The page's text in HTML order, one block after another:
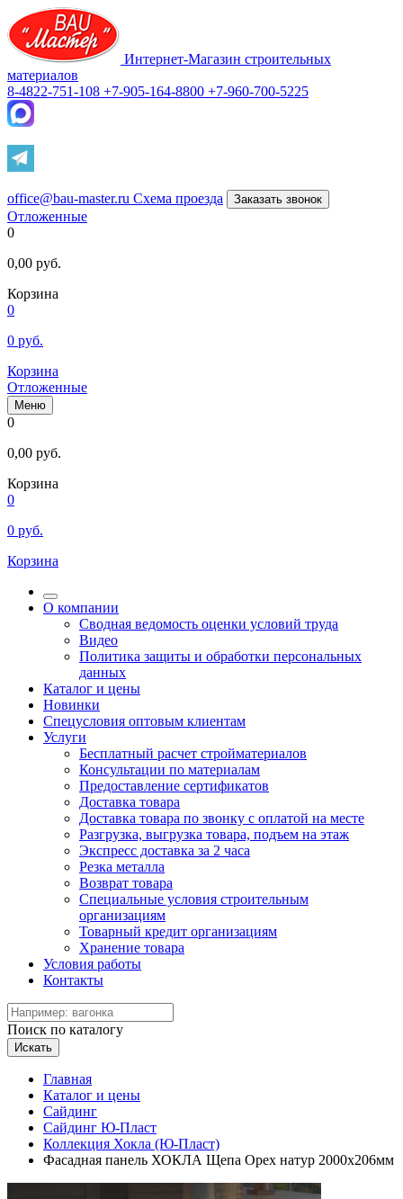
Интернет-Магазин строительных
материалов
8-4822-751-108 +7-905-164-8800 +7-960-700-5225
office@bau-master.ru Схема проезда Заказать звонок
Отложенные
0
0,00 руб.
Корзина
0
0 руб.
Корзина
Отложенные
Меню
0
0,00 руб.
Корзина
0
0 руб.
Корзина
О компании
Сводная ведомость оценки условий труда
Видео
Политика защиты и обработки персональных
данных
Каталог и цены
Новинки
Спецусловия оптовым клиентам
Услуги
Бесплатный расчет стройматериалов
Консультации по материалам
Предоставление сертификатов
Доставка товара
Доставка товара по звонку с оплатой на месте
Разгрузка, выгрузка товара, подъем на этаж
Экспресс доставка за 2 часа
Резка металла
Возврат товара
Специальные условия строительным
организациям
Товарный кредит организациям
Хранение товара
Условия работы
Контакты
Поиск по каталогу
Искать
Главная
Каталог и цены
Сайдинг
Сайдинг Ю-Пласт
Коллекция Хокла (Ю-Пласт)
Фасадная панель ХОКЛА Щепа Орех натур 2000х206мм